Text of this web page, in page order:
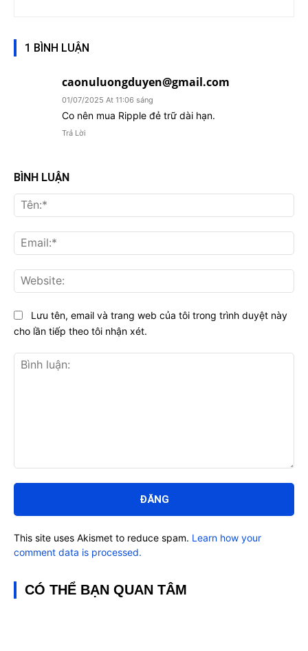
1 BÌNH LUẬN
caonuluongduyen@gmail.com
01/07/2025 At 11:06 sáng
Co nên mua Ripple đẻ trữ dài hạn.
Trả Lời
BÌNH LUẬN
luận:
Lưu tên, email và trang web của tôi trong trình duyệt này
cho lần tiếp theo tôi nhận xét.
This site uses Akismet to reduce spam. Learn how your
comment data is processed.
CÓ THỂ BẠN QUAN TÂM